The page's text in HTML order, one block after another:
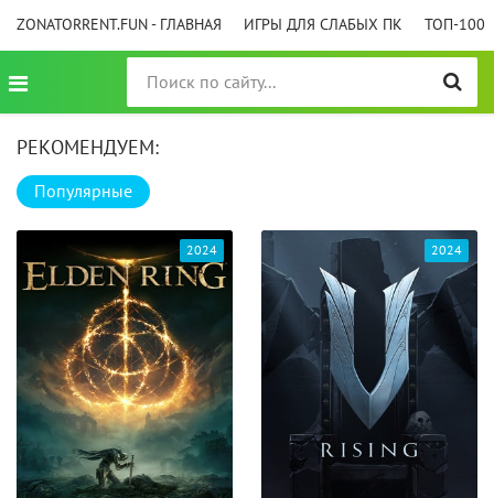
ZONATORRENT.FUN - ГЛАВНАЯ ИГРЫ ДЛЯ СЛАБЫХ ПК ТОП-100
РЕКОМЕНДУЕМ:
Популярные
2024 2024